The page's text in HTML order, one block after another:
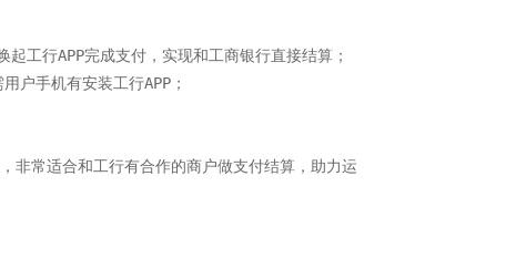
工行APP完成支付，实现和工商银行直接结算；
户手机有安装工行APP；
非常适合和工行有合作的商户做支付结算，助力运